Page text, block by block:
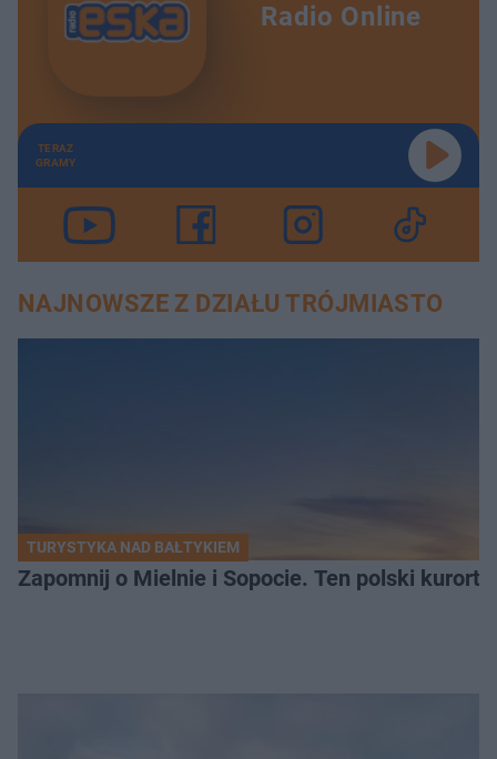
Radio Online
TERAZ
GRAMY
NAJNOWSZE Z DZIAŁU TRÓJMIASTO
TURYSTYKA NAD BAŁTYKIEM
Zapomnij o Mielnie i Sopocie. Ten polski kurort